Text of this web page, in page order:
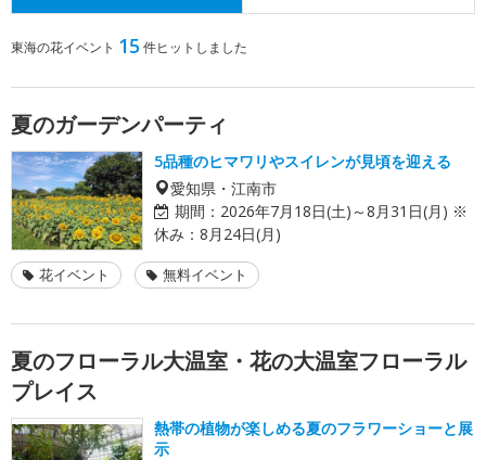
東海の花イベント 15 件ヒットしました
夏のガーデンパーティ
5品種のヒマワリやスイレンが見頃を迎える
愛知県・江南市
期間： 2026年7月18日(土)～8月31日(月) ※
休み：8月24日(月)
花イベント 無料イベント
夏のフローラル大温室・花の大温室フローラル
プレイス
熱帯の植物が楽しめる夏のフラワーショーと展
示